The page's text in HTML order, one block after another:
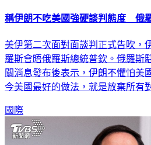
稱伊朗不吃美國強硬談判態度 俄
美伊第二次面對面談判正式告吹，
羅斯會晤俄羅斯總統普欽。俄羅斯
關消息發布後表示，伊朗不懼怕美
今美國最好的做法，就是放棄所有
國際